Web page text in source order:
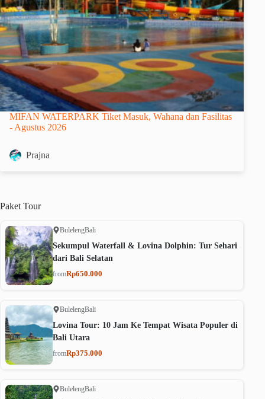
MIFAN WATERPARK Tiket Masuk, Wahana dan Fasilitas
- Agustus 2026
Prajna
Paket Tour
BulelengBali
Sekumpul Waterfall & Lovina Dolphin: Tur Sehari
dari Bali Selatan
fromRp650.000
BulelengBali
Lovina Tour: 10 Jam Ke Tempat Wisata Populer di
Bali Utara
fromRp375.000
BulelengBali